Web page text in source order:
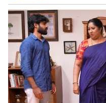
டார்க்கை உற்பத்தி
கொண்டது.
எஞ்சினுடன் கூடிய
விருப்பங்களில்
அல்லது ஆறு வேக
ஆகியவை